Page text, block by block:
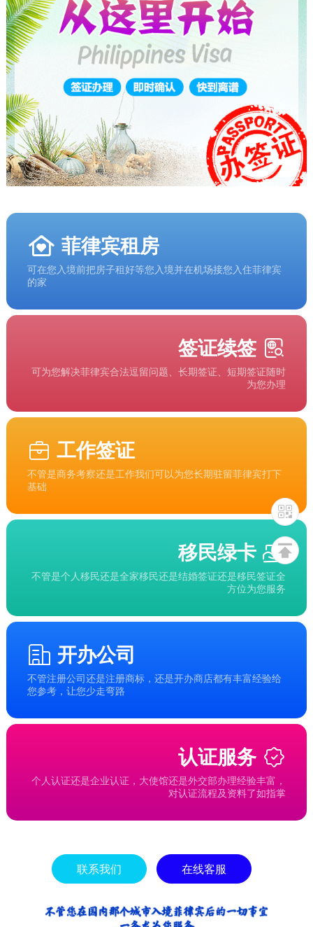
菲律宾租房
可在您入境前把房子租好等您入境并在机场接您入住菲律宾
的家
签证续签
可为您解决菲律宾合法逗留问题、长期签证、短期签证随时
为您办理
工作签证
不管是商务考察还是工作我们可以为您长期驻留菲律宾打下
基础
移民绿卡
不管是个人移民还是全家移民还是结婚签证还是移民签证全
方位为您服务
开办公司
不管注册公司还是注册商标，还是开办商店都有丰富经验给
您参考，让您少走弯路
认证服务
个人认证还是企业认证，大使馆还是外交部办理经验丰富，
对认证流程及资料了如指掌
联系我们 在线客服